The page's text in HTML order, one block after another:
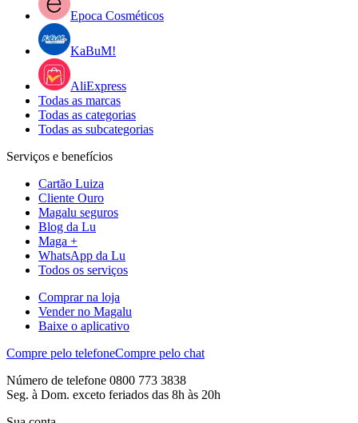
Epoca Cosméticos
KaBuM!
AliExpress
Todas as marcas
Todas as categorias
Todas as subcategorias
Serviços e benefícios
Cartão Luiza
Cliente Ouro
Magalu seguros
Blog da Lu
Maga +
WhatsApp da Lu
Todos os serviços
Comprar na loja
Vender no Magalu
Baixe o aplicativo
Compre pelo telefoneCompre pelo chat
Número de telefone 0800 773 3838
Seg. à Dom. exceto feriados das 8h às 20h